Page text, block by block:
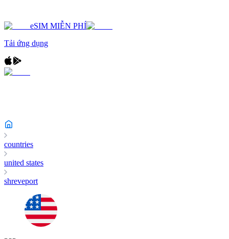
eSIM MIỄN PHÍ
Tải ứng dụng
countries
united states
shreveport